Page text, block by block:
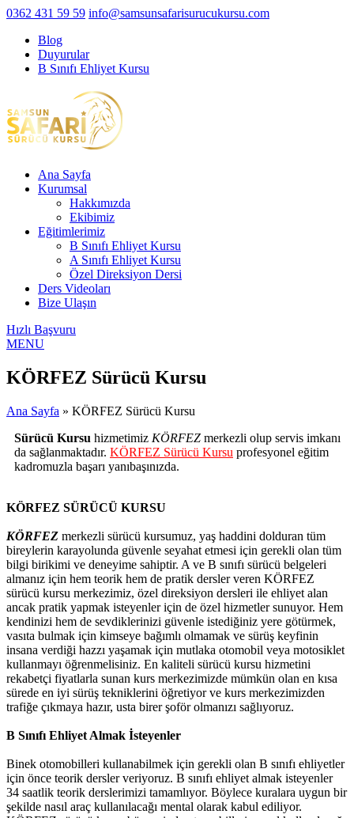
0362 431 59 59 info@samsunsafarisurucukursu.com
Blog
Duyurular
B Sınıfı Ehliyet Kursu
Ana Sayfa
Kurumsal
Hakkımızda
Ekibimiz
Eğitimlerimiz
B Sınıfı Ehliyet Kursu
A Sınıfı Ehliyet Kursu
Özel Direksiyon Dersi
Ders Videoları
Bize Ulaşın
Hızlı Başvuru
MENU
KÖRFEZ Sürücü Kursu
Ana Sayfa » KÖRFEZ Sürücü Kursu
Sürücü Kursu hizmetimiz KÖRFEZ merkezli olup servis imkanı
da sağlanmaktadır. KÖRFEZ Sürücü Kursu profesyonel eğitim
kadromuzla başarı yanıbaşınızda.
KÖRFEZ SÜRÜCÜ KURSU
KÖRFEZ merkezli sürücü kursumuz, yaş haddini dolduran tüm
bireylerin karayolunda güvenle seyahat etmesi için gerekli olan tüm
bilgi birikimi ve deneyime sahiptir. A ve B sınıfı sürücü belgeleri
almanız için hem teorik hem de pratik dersler veren KÖRFEZ
sürücü kursu merkezimiz, özel direksiyon dersleri ile ehliyet alan
ancak pratik yapmak isteyenler için de özel hizmetler sunuyor. Hem
kendinizi hem de sevdiklerinizi güvenle istediğiniz yere götürmek,
vasıta bulmak için kimseye bağımlı olmamak ve sürüş keyfinin
insana verdiği hazzı yaşamak için mutlaka otomobil veya motosiklet
kullanmayı öğrenmelisiniz. En kaliteli sürücü kursu hizmetini
rekabetçi fiyatlarla sunan kurs merkezimizde mümkün olan en kısa
sürede en iyi sürüş tekniklerini öğretiyor ve kurs merkezimizden
trafiğe çıkmaya hazır, usta birer şoför olmanızı sağlıyoruz.
B Sınıfı Ehliyet Almak İsteyenler
Binek otomobilleri kullanabilmek için gerekli olan B sınıfı ehliyetler
için önce teorik dersler veriyoruz. B sınıfı ehliyet almak isteyenler
34 saatlik teorik derslerimizi tamamlıyor. Böylece kuralara uygun bir
şekilde nasıl araç kullanılacağı mental olarak kabul ediliyor.